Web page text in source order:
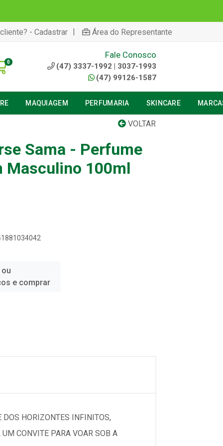
- Cadastrar | Área do Representante
0
Fale Conosco
(47) 3337-1992 | 3037-1993
(47) 99126-1587
MAQUIAGEM PERFUMARIA SKINCARE
VOLTAR
Sama - Perfume
Masculino 100ml
e comprar
DOS HORIZONTES INFINITOS,
CONVITE PARA VOAR SOB A